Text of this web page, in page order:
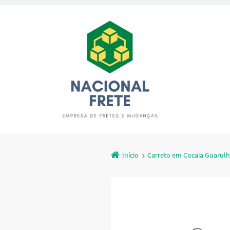
Início Carreto em Cocaia